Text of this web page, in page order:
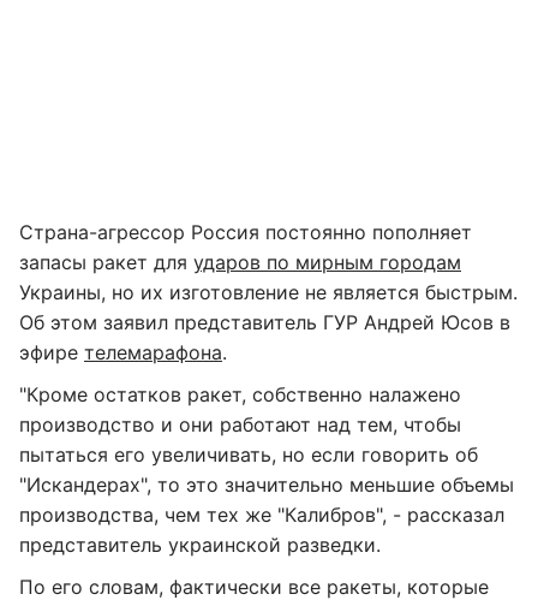
Страна-агрессор Россия постоянно пополняет
запасы ракет для ударов по мирным городам
Украины, но их изготовление не является быстрым.
Об этом заявил представитель ГУР Андрей Юсов в
эфире телемарафона.
"Кроме остатков ракет, собственно налажено
производство и они работают над тем, чтобы
пытаться его увеличивать, но если говорить об
"Искандерах", то это значительно меньшие объемы
производства, чем тех же "Калибров", - рассказал
представитель украинской разведки.
По его словам, фактически все ракеты, которые